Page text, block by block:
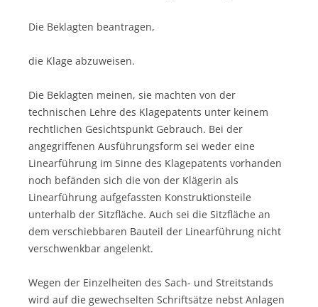
Die Beklagten beantragen,
die Klage abzuweisen.
Die Beklagten meinen, sie machten von der
technischen Lehre des Klagepatents unter keinem
rechtlichen Gesichtspunkt Gebrauch. Bei der
angegriffenen Ausführungsform sei weder eine
Linearführung im Sinne des Klagepatents vorhanden
noch befänden sich die von der Klägerin als
Linearführung aufgefassten Konstruktionsteile
unterhalb der Sitzfläche. Auch sei die Sitzfläche an
dem verschiebbaren Bauteil der Linearführung nicht
verschwenkbar angelenkt.
Wegen der Einzelheiten des Sach- und Streitstands
wird auf die gewechselten Schriftsätze nebst Anlagen